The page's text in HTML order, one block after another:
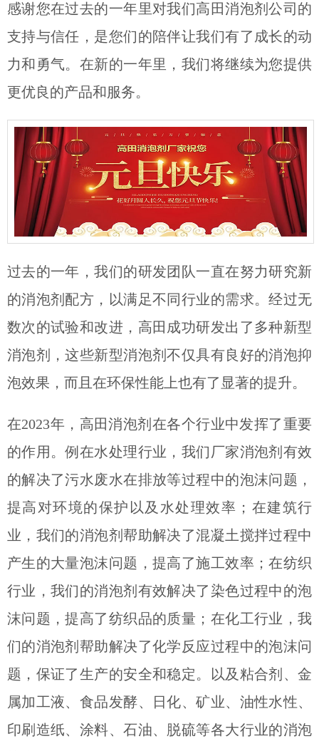
感谢您在过去的一年里对我们高田消泡剂公司的
支持与信任，是您们的陪伴让我们有了成长的动
力和勇气。在新的一年里，我们将继续为您提供
更优良的产品和服务。
过去的一年，我们的研发团队一直在努力研究新
的消泡剂配方，以满足不同行业的需求。经过无
数次的试验和改进，高田成功研发出了多种新型
消泡剂，这些新型消泡剂不仅具有良好的消泡抑
泡效果，而且在环保性能上也有了显著的提升。
在2023年，高田消泡剂在各个行业中发挥了重要
的作用。例在水处理行业，我们厂家消泡剂有效
的解决了污水废水在排放等过程中的泡沫问题，
提高对环境的保护以及水处理效率；在建筑行
业，我们的消泡剂帮助解决了混凝土搅拌过程中
产生的大量泡沫问题，提高了施工效率；在纺织
行业，我们的消泡剂有效解决了染色过程中的泡
沫问题，提高了纺织品的质量；在化工行业，我
们的消泡剂帮助解决了化学反应过程中的泡沫问
题，保证了生产的安全和稳定。以及粘合剂、金
属加工液、食品发酵、日化、矿业、油性水性、
印刷造纸、涂料、石油、脱硫等各大行业的消泡